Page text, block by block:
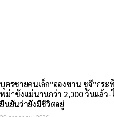
บุตรชายคนเล็ก“อองซาน ซูจี”กระ
พม่าขังแม่นานกว่า 2,000 วันแล้ว
ยืนยันว่ายังมีชีวิตอยู่